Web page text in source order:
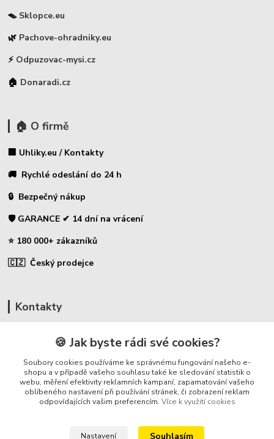
🪤 Sklopce.eu
🌿 Pachove-ohradniky.eu
⚡ Odpuzovac-mysi.cz
🏠 Donaradi.cz
🏠 O firmě
🏢 Uhliky.eu / Kontakty
🚚 Rychlé odeslání do 24 h
🔒 Bezpečný nákup
🛡️ GARANCE ✔ 14 dní na vrácení
⭐ 180 000+ zákazníků
🇨🇿 Český prodejce
Kontakty
🛡️ Zákaznická podpora
📞 728 007 997
⏰ Po-Pá - 7:00 - 13:30
info@repulse.cz
🍪 Jak byste rádi své cookies?
Soubory cookies používáme ke správnému fungování našeho e-
shopu a v případě vašeho souhlasu také ke sledování statistik o
webu, měření efektivity reklamních kampaní, zapamatování vašeho
oblíbeného nastavení při používání stránek, či zobrazení reklam
odpovídajících vašim preferencím. Více k využití cookies
Nastavení Souhlasím